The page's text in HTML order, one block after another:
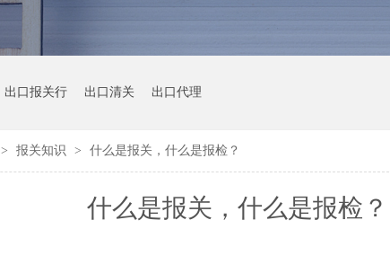
出口报关行 出口清关 出口代理
> 报关知识 > 什么是报关，什么是报检？
什么是报关，什么是报检？